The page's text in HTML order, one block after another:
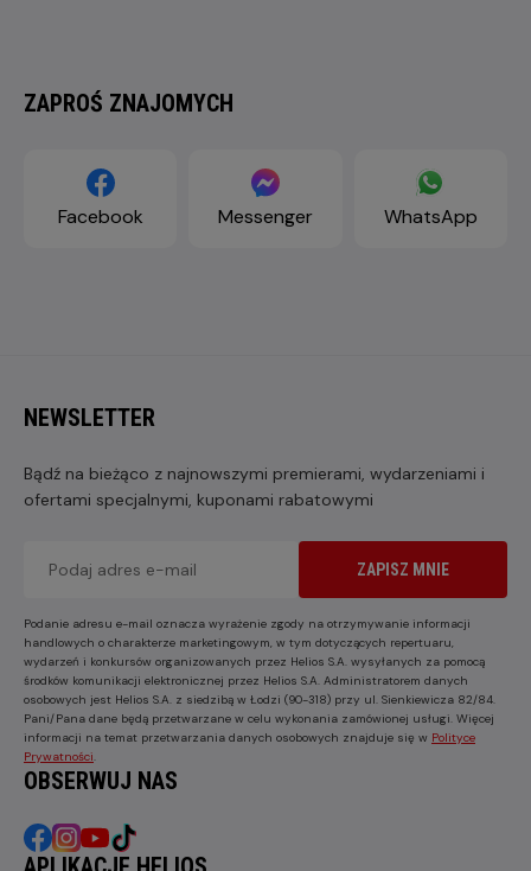
ZAPROŚ ZNAJOMYCH
Facebook Messenger WhatsApp
NEWSLETTER
Bądź na bieżąco z najnowszymi premierami, wydarzeniami i
ofertami specjalnymi, kuponami rabatowymi
ZAPISZ MNIE
Podanie adresu e-mail oznacza wyrażenie zgody na otrzymywanie informacji
handlowych o charakterze marketingowym, w tym dotyczących repertuaru,
wydarzeń i konkursów organizowanych przez Helios S.A. wysyłanych za pomocą
środków komunikacji elektronicznej przez Helios S.A. Administratorem danych
osobowych jest Helios S.A. z siedzibą w Łodzi (90-318) przy ul. Sienkiewicza 82/84.
Pani/Pana dane będą przetwarzane w celu wykonania zamówionej usługi. Więcej
informacji na temat przetwarzania danych osobowych znajduje się w Polityce
Prywatności
OBSERWUJ NAS